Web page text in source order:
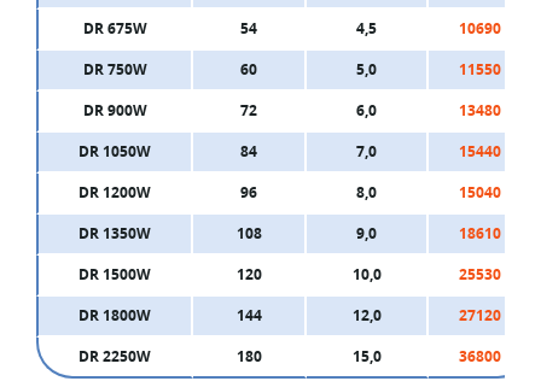
DR 675W
54 4,5
10690
DR 750W
60 5,0
11550
DR 900W
72 6,0
13480
DR 1050W
84 7,0
15440
DR 1200W
96 8,0
15040
DR 1350W
108 9,0
18610
DR 1500W
120 10,0
25530
DR 1800W
144 12,0
27120
DR 2250W
180 15,0 36800